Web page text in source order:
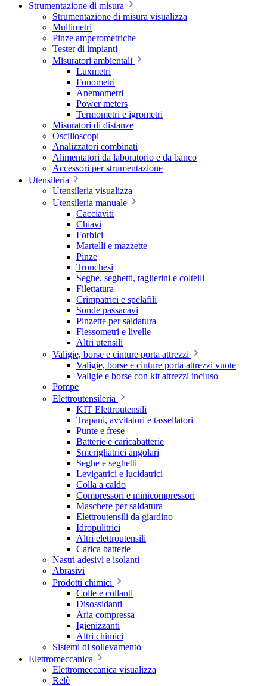
Strumentazione di misura
Strumentazione di misura visualizza
Multimetri
Pinze amperometriche
Tester di impianti
Misuratori ambientali
Luxmetri
Fonometri
Anemometri
Power meters
Termometri e igrometri
Misuratori di distanze
Oscilloscopi
Analizzatori combinati
Alimentatori da laboratorio e da banco
Accessori per strumentazione
Utensileria
Utensileria visualizza
Utensileria manuale
Cacciaviti
Chiavi
Forbici
Martelli e mazzette
Pinze
Tronchesi
Seghe, seghetti, taglierini e coltelli
Filettatura
Crimpatrici e spelafili
Sonde passacavi
Pinzette per saldatura
Flessometri e livelle
Altri utensili
Valigie, borse e cinture porta attrezzi
Valigie, borse e cinture porta attrezzi vuote
Valigie e borse con kit attrezzi incluso
Pompe
Elettroutensileria
KIT Elettroutensili
Trapani, avvitatori e tassellatori
Punte e frese
Batterie e caricabatterie
Smerigliatrici angolari
Seghe e seghetti
Levigatrici e lucidatrici
Colla a caldo
Compressori e minicompressori
Maschere per saldatura
Elettroutensili da giardino
Idropulitrici
Altri elettroutensili
Carica batterie
Nastri adesivi e isolanti
Abrasivi
Prodotti chimici
Colle e collanti
Disossidanti
Aria compressa
Igienizzanti
Altri chimici
Sistemi di sollevamento
Elettromeccanica
Elettromeccanica visualizza
Relè